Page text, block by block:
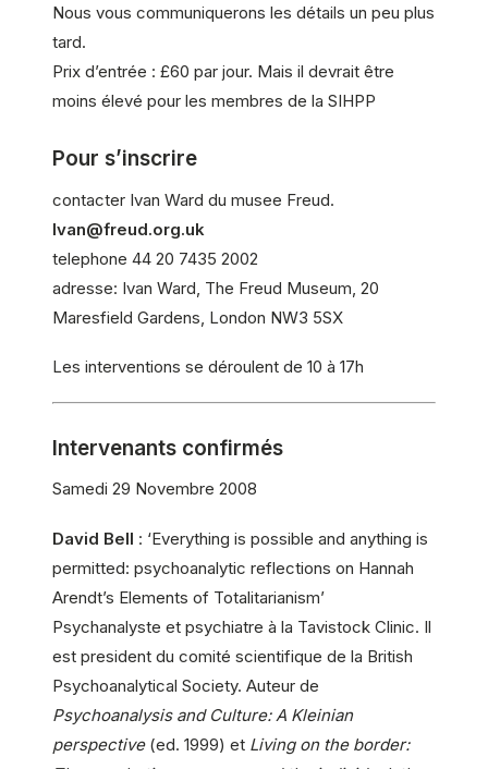
Nous vous communiquerons les détails un peu plus
tard.
Prix d’entrée : £60 par jour. Mais il devrait être
moins élevé pour les membres de la SIHPP
Pour s’inscrire
contacter Ivan Ward du musee Freud.
Ivan@freud.org.uk
telephone 44 20 7435 2002
adresse: Ivan Ward, The Freud Museum, 20
Maresfield Gardens, London NW3 5SX
Les interventions se déroulent de 10 à 17h
Intervenants confirmés
Samedi 29 Novembre 2008
David Bell : ‘Everything is possible and anything is
permitted: psychoanalytic reflections on Hannah
Arendt’s Elements of Totalitarianism’
Psychanalyste et psychiatre à la Tavistock Clinic. Il
est president du comité scientifique de la British
Psychoanalytical Society. Auteur de
Psychoanalysis and Culture: A Kleinian
perspective(ed. 1999) et Living on the border: